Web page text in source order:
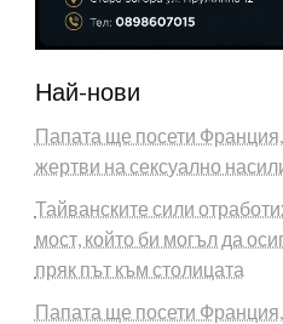
Най-нови
Папата ще посети
жертви на сексуално
Тайванските сили
мост, който би могъл да
пряк път към столицата
Папата ще посети